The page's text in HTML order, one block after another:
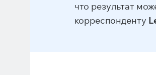
что результат
корреспонденту